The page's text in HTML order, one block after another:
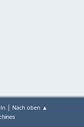
| Nach oben ▲